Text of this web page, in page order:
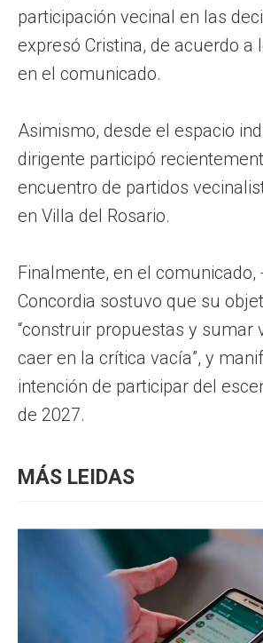
participación vecinal en las
expresó Cristina, de acuerdo a
en el comunicado.
Asimismo, desde el espacio
dirigente participó
encuentro de partidos
en Villa del Rosario.
Finalmente, en el comunicado,
Concordia sostuvo que su
“construir propuestas y sumar
caer en la crítica vacía”, y
intención de participar del
de 2027.
MÁS LEIDAS